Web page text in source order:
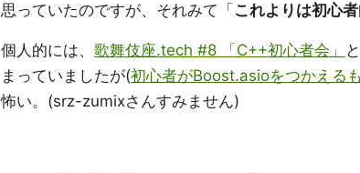
思っていたのですが、それみて「 これよりは初心
個人的には、 歌舞伎座.tech #8 「C++初心者会」
まっていましたが(初心者がBoost.asioをつかえる
怖い。(srz-zumixさんすみません)